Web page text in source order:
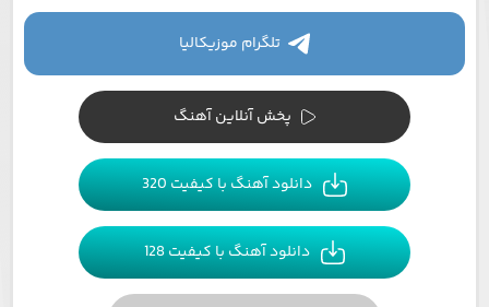
تلگرام موزیکالیا
پخش آنلاین آهنگ
دانلود آهنگ با کیفیت 320
دانلود آهنگ با کیفیت 128